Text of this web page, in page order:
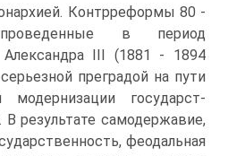
Контрреформы 80 -
в период
Александра III (1881 - 1894
серьез­ной преградой на пути
модернизации государст­
В результате самодержавие,
феодальная